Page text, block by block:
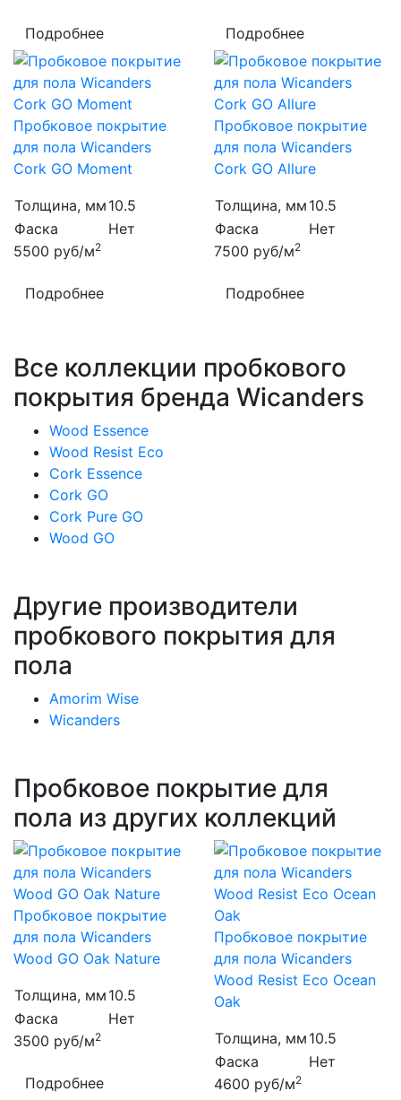
Подробнее Подробнее
Пробковое покрытие
для пола Wicanders
Cork GO Moment
Толщина, мм 10.5
Фаска
Нет
5500 руб/м2
Подробнее
Пробковое покрытие
для пола Wicanders
Cork GO Allure
Толщина, мм 10.5
Фаска
Нет
7500 руб/м2
Подробнее
Все коллекции пробкового
покрытия бренда Wicanders
Wood Essence
Wood Resist Eco
Cork Essence
Cork GO
Cork Pure GO
Wood GO
Другие производители
пробкового покрытия для
пола
Amorim Wise
Wicanders
Пробковое покрытие для
пола из других коллекций
Пробковое покрытие
для пола Wicanders
Wood GO Oak Nature
Толщина, мм 10.5
Фаска
Нет
3500 руб/м2
Подробнее
Пробковое покрытие
для пола Wicanders
Wood Resist Eco Ocean
Oak
Толщина, мм 10.5
Фаска
Нет
4600 руб/м2